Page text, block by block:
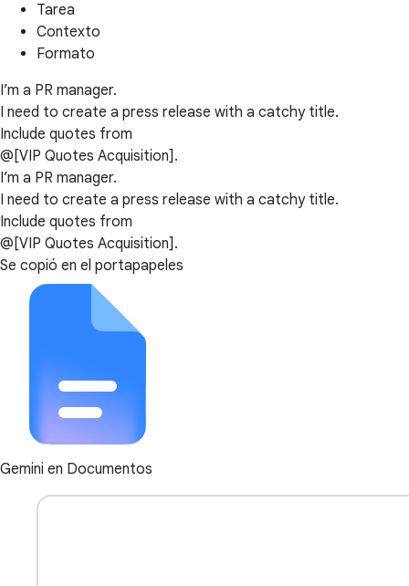
Tarea
Contexto
Formato
I’m a PR manager.
I need to create a press release with a catchy title.
Include quotes from
@[VIP Quotes Acquisition].
I’m a PR manager.
I need to create a press release with a catchy title.
Include quotes from
@[VIP Quotes Acquisition].
Se copió en el portapapeles
Gemini en Documentos